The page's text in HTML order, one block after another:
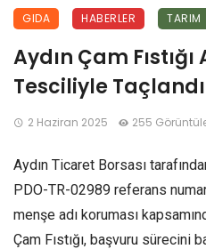
GIDA HABERLER TARIM
Aydın Çam
Tesciliyle
2 Haziran 2025 255
Aydın Ticaret Borsası
PDO-TR-02989 referans
menşe adı koruması
Çam Fıstığı, başvuru sürecini